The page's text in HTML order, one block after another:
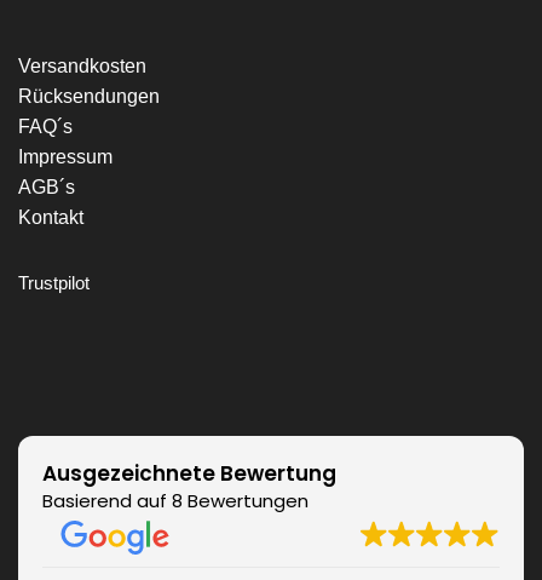
Versandkosten
Rücksendungen
FAQ´s
Impressum
AGB´s
Kontakt
Trustpilot
Ausgezeichnete Bewertung
Basierend auf 8 Bewertungen